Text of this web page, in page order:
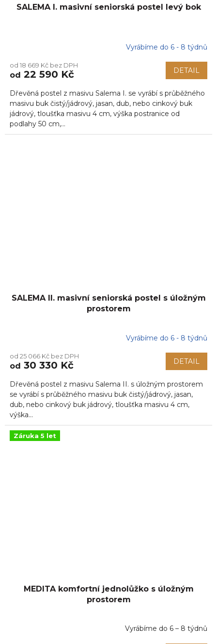
SALEMA I. masivní seniorská postel levý bok
Vyrábíme do 6 - 8 týdnů
od 18 669 Kč bez DPH
od 22 590 Kč DETAIL
Dřevěná postel z masivu Salema I. se vyrábí s průběžného
masivu buk čistý/jádrový, jasan, dub, nebo cinkový buk
jádrový, tloušťka masivu 4 cm, výška postranice od
podlahy 50 cm,...
SALEMA II. masivní seniorská postel s úložným
prostorem
Vyrábíme do 6 - 8 týdnů
od 25 066 Kč bez DPH
od 30 330 Kč DETAIL
Dřevěná postel z masivu Salema II. s úložným prostorem
se vyrábí s průběžného masivu buk čistý/jádrový, jasan,
dub, nebo cinkový buk jádrový, tloušťka masivu 4 cm,
výška...
Záruka 5 let
MEDITA komfortní jednolůžko s úložným
prostorem
Vyrábíme do 6 – 8 týdnů